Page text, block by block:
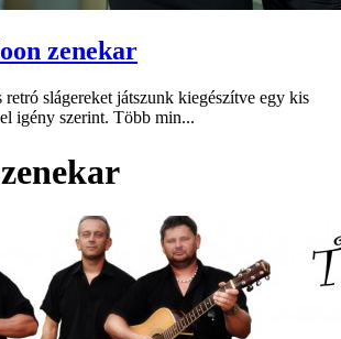
zenekar
retró slágereket játszunk kiegészítve egy kis
igény szerint. Több min...